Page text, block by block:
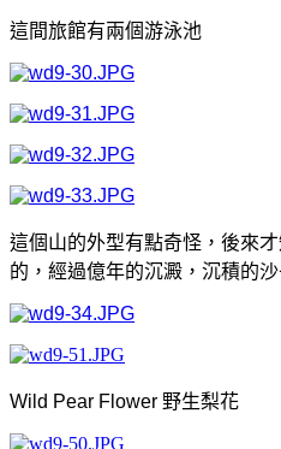
這間旅館有兩個游泳池
這個山的外型有點奇怪，後來
的，經過億年的沉澱，沉積的
Wild Pear Flower 野生梨花